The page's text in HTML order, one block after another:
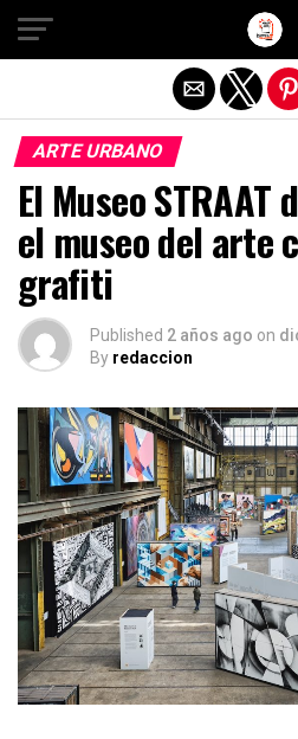
ARTE URBANO
El Museo STRAAT
el museo del arte
grafiti
Published 2 años ago on
By redaccion
Salir de la